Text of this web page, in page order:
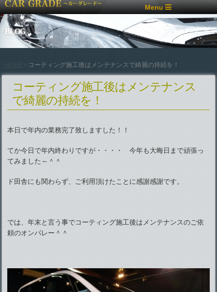
Menu
BLOG
> コーティング施工後はメンテナンスで綺麗の持続を！
コーティング施工後はメンテナンス
で綺麗の持続を！
本日で年内の業務完了致しますした！！
てか今日で年内終わりですが・・・・ 今年も大晦日まで頑張っ
てみました～＾＾
ド田舎にも関わらず、ご利用頂けたことに感謝感謝です。
では、年末と言う事でコーティング施工後はメンテナンスのご依
頼のオンパレー＾＾